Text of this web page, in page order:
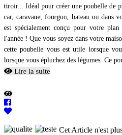
tiroir... Idéal pour créer une poubelle de
car, caravane, fourgon, bateau ou dans
est spécialement conçu pour votre
l'année ! Que vous soyez dans votre
cette poubelle vous est utile lorsque
lorsque vous épluchez des légumes. Ce
Lire la suite
Cet Article n'est